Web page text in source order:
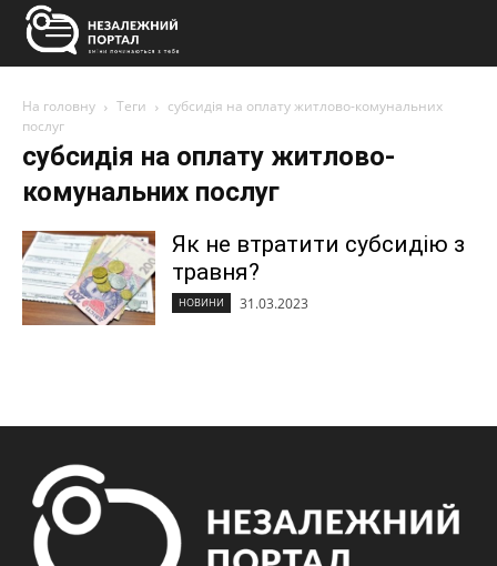
На головну Теги
субсидія на оплату житлово-комунальних
послуг
субсидія на оплату житлово-
комунальних послуг
Як не втратити субсидію з
травня?
НОВИНИ 31.03.2023